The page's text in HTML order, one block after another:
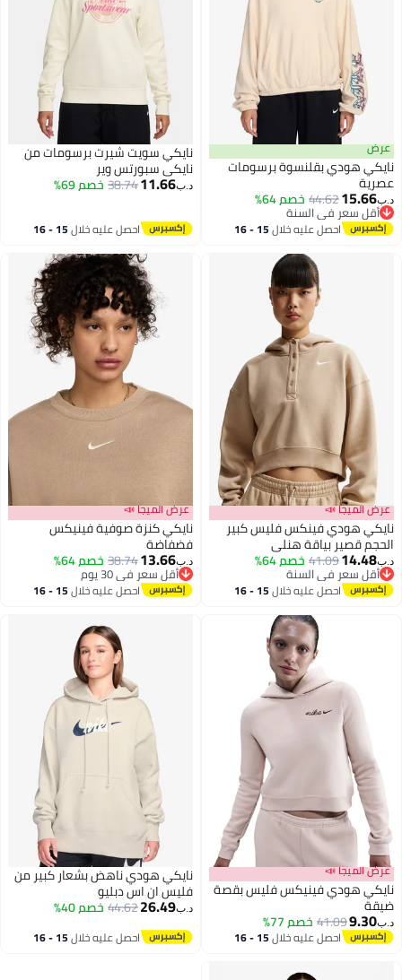
2
عرض
نايكي هودي بقلنسوة برسومات
عصرية
د.ب‏15.66
44.62خصم 64%
أقل سعر في السنة
أقل سعر في السنة
احصل عليه خلال 15 - 16
نايكي سويت شيرت برسومات من
نايكي سبورتس وير
د.ب‏11.66
38.74خصم 69%
احصل عليه خلال 15 - 16
3
عرض الميجا 📣
نايكي هودي فينكس فليس كبير
الحجم قصير بياقة هنلي
د.ب‏14.48
41.09خصم 64%
أقل سعر في السنة
أقل سعر في السنة
احصل عليه خلال 15 - 16
عرض الميجا 📣
نايكي كنزة صوفية فينيكس
فضفاضة
د.ب‏13.66
38.74خصم 64%
أقل سعر في 30 يوم
أقل سعر في 30 يوماحصل عليه خلال 15 - 16
عرض الميجا 📣
نايكي هودي فينيكس فليس بقصة
ضيقة
د.ب‏9.30
41.09خصم 77%
احصل عليه خلال 15 - 16
2
نايكي هودي ناهض بشعار كبير من
فليس ان اس دبليو
د.ب‏26.49
44.62خصم 40%
احصل عليه خلال 15 - 16